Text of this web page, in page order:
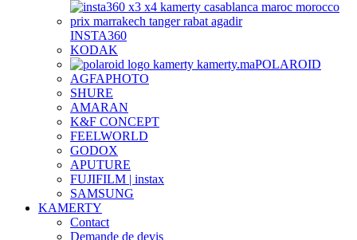
INSTA360
KODAK
POLAROID
AGFAPHOTO
SHURE
AMARAN
K&F CONCEPT
FEELWORLD
GODOX
APUTURE
FUJIFILM | instax
SAMSUNG
KAMERTY
Contact
Demande de devis